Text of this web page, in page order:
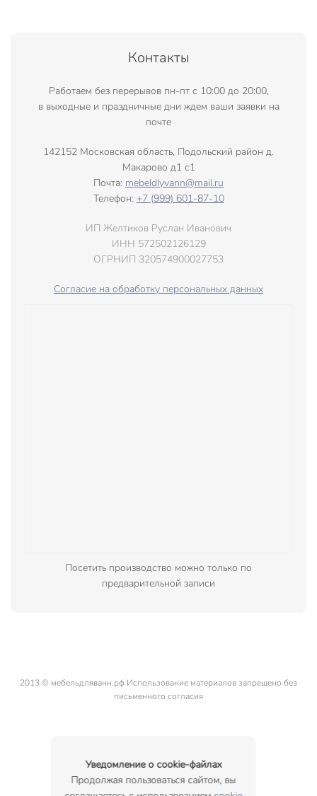
Контакты
Работаем без перерывов пн-пт с 10:00 до 20:00,
в выходные и праздничные дни ждем ваши заявки на
почте
142152 Московская область, Подольский район д.
Макарово д1 с1
Почта: mebeldlyvann@mail.ru
Телефон: +7 (999) 601-87-10
ИП Желтиков Руслан Иванович
ИНН 572502126129
ОГРНИП 320574900027753
Согласие на обработку персональных данных
Посетить производство можно только по
предварительной записи
2013 © мебельдляванн.рф Использование материалов запрещено без
письменного согласия
Уведомление о cookie-файлах
Продолжая пользоваться сайтом, вы